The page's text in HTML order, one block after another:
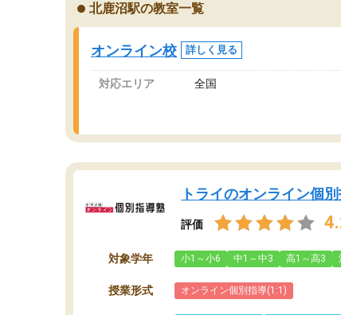
オンラインツールを使用した単語帳の共有があ
り宿題もそちらで出される形でした。
2ヶ月で担当講師の方がお辞めになると言う事で
講師変更の申し出があり、あまりに短期での変
更だった為、塾に通う事にして退会しました。
遅れも取り戻せ、授業内容や講師の方は良かっ
北鹿沼駅の教室一覧
オンライン校 詳しく見る
対応エリア 全国
トライのオンライン個
評価
対象学年 小1～小6 中1～中3 高1～高3
授業形式 オンライン個別指導(1:1)